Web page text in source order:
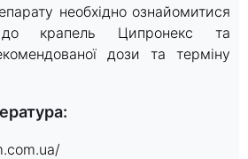
необхідно ознайомитися
крапель Ципронекс та
дози та терміну